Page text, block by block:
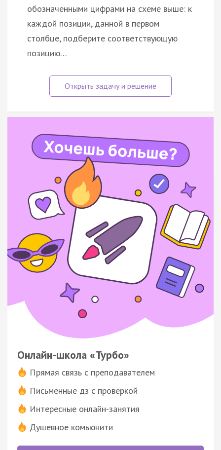
обозначенными цифрами на схеме выше: к
каждой позиции, данной в первом
столбце, подберите соответствующую
позицию…
Онлайн-школа «Турбо»
Прямая связь с преподавателем
Письменные дз с проверкой
Интересные онлайн-занятия
Душевное комьюнити